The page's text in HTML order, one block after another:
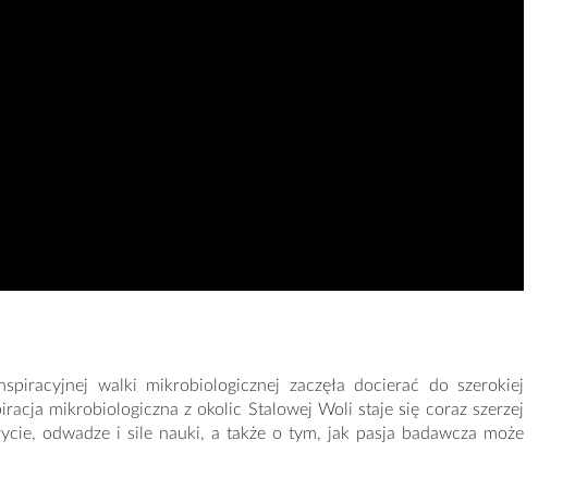
walki mikrobiologicznej zaczęła docierać do szerokiej
mikrobiologiczna z okolic Stalowej Woli staje się coraz szerzej
odwadze i sile nauki, a także o tym, jak pasja badawcza może